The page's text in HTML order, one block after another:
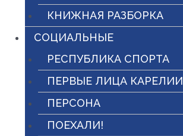
КНИЖНАЯ РАЗБОРКА
СОЦИАЛЬНЫЕ
РЕСПУБЛИКА СПОРТА
ПЕРВЫЕ ЛИЦА КАРЕЛИИ
ПЕРСОНА
ПОЕХАЛИ!